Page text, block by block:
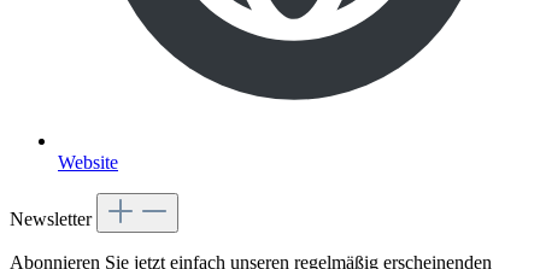
Website
Newsletter
Abonnieren Sie jetzt einfach unseren regelmäßig erscheinenden